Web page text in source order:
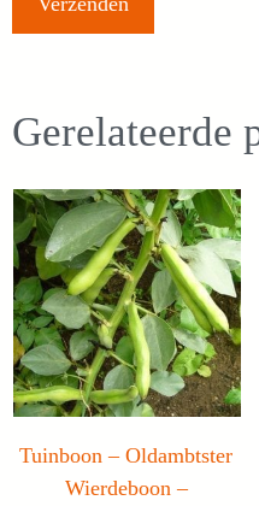
Gerelateerde
Tuinboon – Oldambtster
Wierdeboon –